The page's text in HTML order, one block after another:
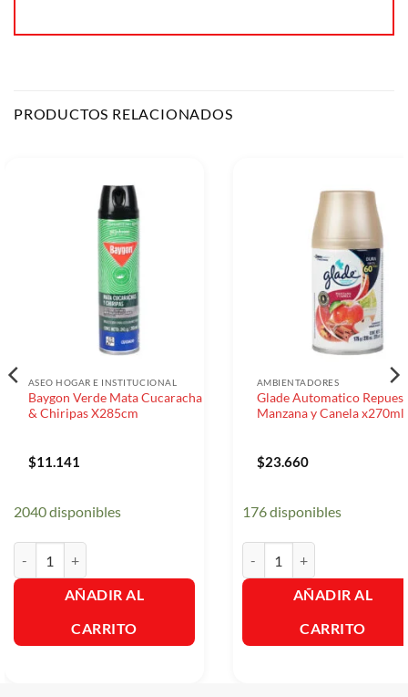
PRODUCTOS RELACIONADOS
ASEO HOGAR E INSTITUCIONAL
Baygon Verde Mata Cucaracha
& Chiripas X285cm
$11.141
2040 disponibles
AÑADIR AL
CARRITO
AMBIENTADORES
Glade Automatico
Manzana y Canela x270ml
$23.660
176 disponibles
AÑADIR AL
CARRITO